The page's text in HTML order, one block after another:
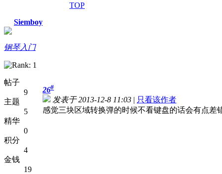
TOP
Siemboy
钢琴入门
帖子
9
主题
5
精华
0
积分
4
金钱
19
26#
发表于 2013-12-8 11:03 | 只看该作者
感觉三块区域转换弹的时候不看键盘的话会有点差